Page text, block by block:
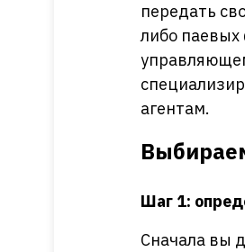
передать
либо
агентам.
Шаг 1:
Сначала вы